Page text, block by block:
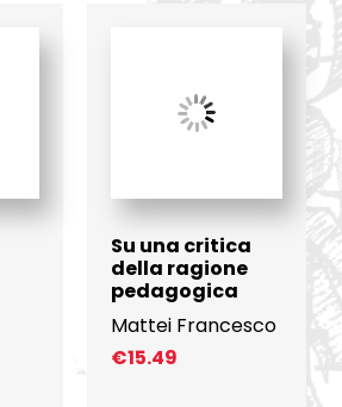
Su una critica
della ragione
pedagogica
Mattei Francesco
€15.49